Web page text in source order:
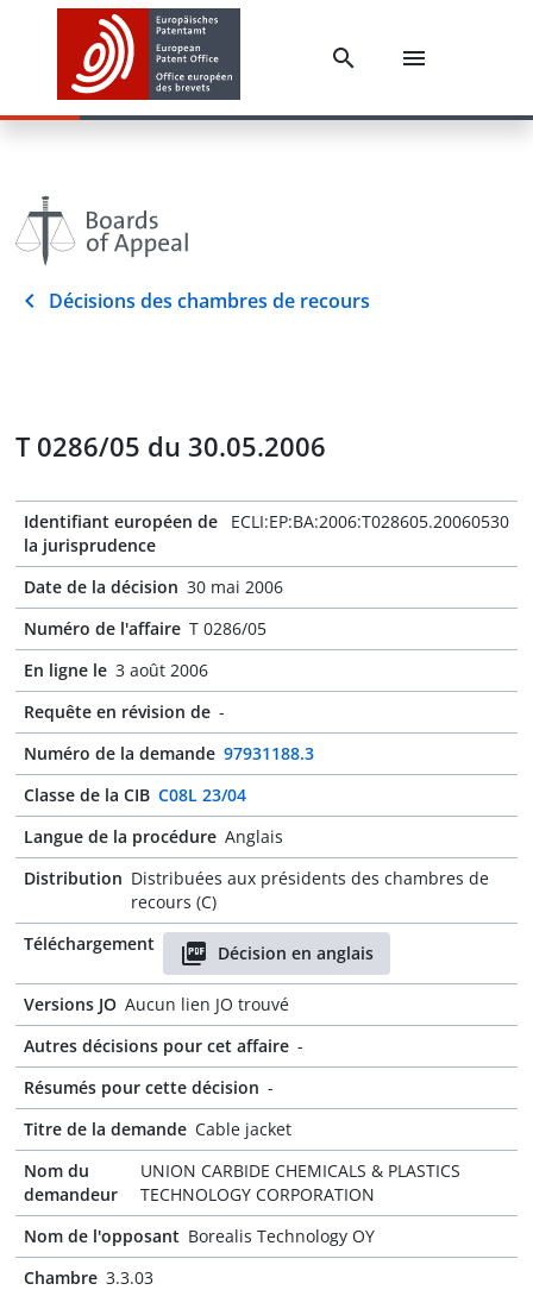
Décisions des chambres de recours
T 0286/05 du 30.05.2006
Identifiant européen de
la jurisprudence
ECLI:EP:BA:2006:T028605.20060530
Date de la décision 30 mai 2006
Numéro de l'affaire T 0286/05
En ligne le 3 août 2006
Requête en révision de -
Numéro de la demande 97931188.3
Classe de la CIB C08L 23/04
Langue de la procédure Anglais
Distribution Distribuées aux présidents des chambres de
recours (C)
Téléchargement
Décision en anglais
Versions JO Aucun lien JO trouvé
Autres décisions pour cet affaire -
Résumés pour cette décision -
Titre de la demande Cable jacket
Nom du
demandeur
UNION CARBIDE CHEMICALS & PLASTICS
TECHNOLOGY CORPORATION
Nom de l'opposant Borealis Technology OY
Chambre 3.3.03